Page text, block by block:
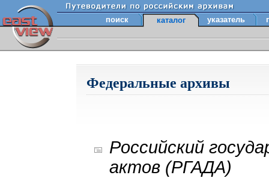
поиск каталог указатель
Федеральные архивы
Российский
актов (РГАДА)